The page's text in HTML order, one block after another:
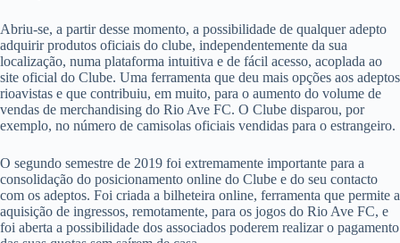
Abriu-se, a partir desse momento, a possibilidade de qualquer adepto
adquirir produtos oficiais do clube, independentemente da sua
localização, numa plataforma intuitiva e de fácil acesso, acoplada ao
site oficial do Clube. Uma ferramenta que deu mais opções aos adeptos
rioavistas e que contribuiu, em muito, para o aumento do volume de
vendas de merchandising do Rio Ave FC. O Clube disparou, por
exemplo, no número de camisolas oficiais vendidas para o estrangeiro.
O segundo semestre de 2019 foi extremamente importante para a
consolidação do posicionamento online do Clube e do seu contacto
com os adeptos. Foi criada a bilheteira online, ferramenta que permite a
aquisição de ingressos, remotamente, para os jogos do Rio Ave FC, e
foi aberta a possibilidade dos associados poderem realizar o pagamento